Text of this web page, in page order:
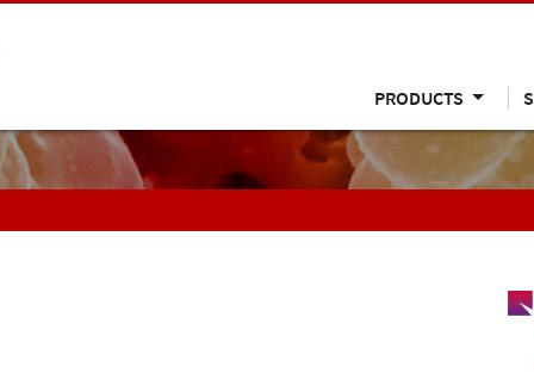
PRODUCTS